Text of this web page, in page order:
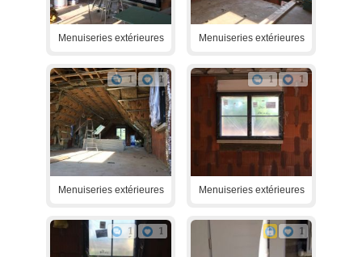
Menuiseries extérieures Menuiseries extérieures
1 1
Menuiseries extérieures
1 1
Menuiseries extérieures
1 1 1